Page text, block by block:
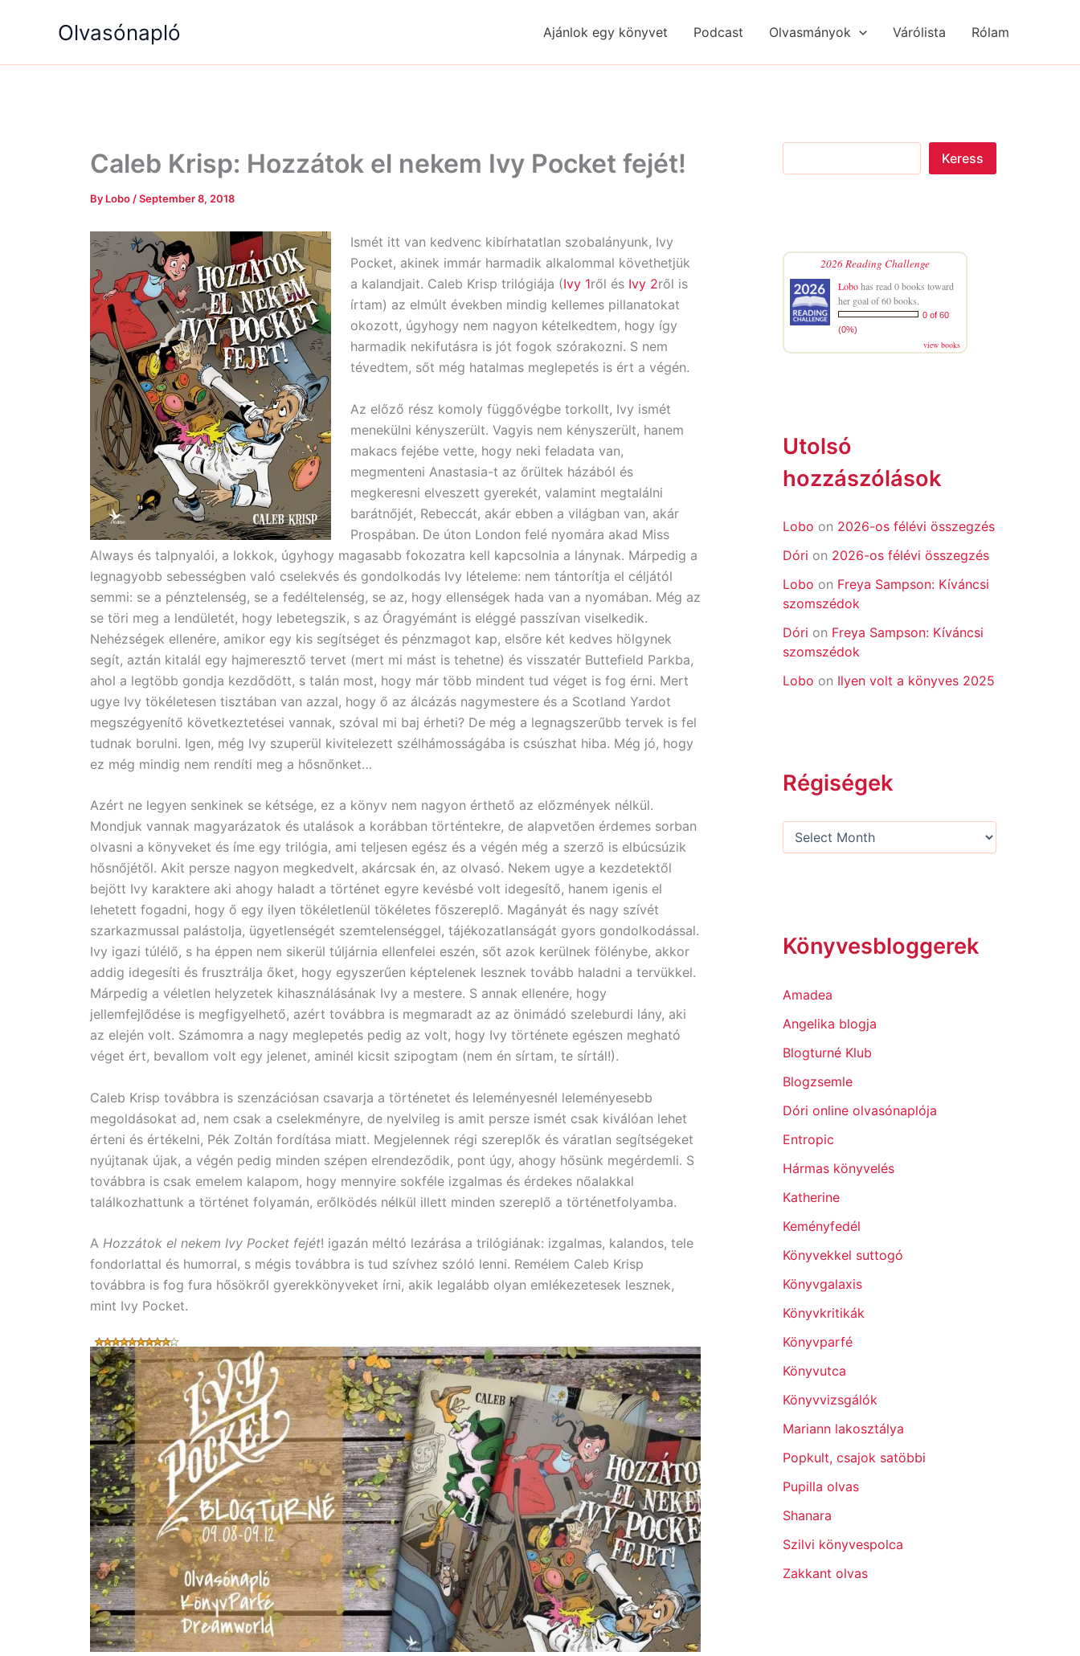
Olvasónapló Ajánlok egy könyvet Podcast Olvasmányok Várólista Rólam
Caleb Krisp: Hozzátok el nekem Ivy Pocket fejét!
By Lobo /September 8, 2018
Ismét itt van kedvenc kibírhatatlan szobalányunk, Ivy
Pocket, akinek immár harmadik alkalommal követhetjük
a kalandjait. Caleb Krisp trilógiája (Ivy 1ről és Ivy 2ről is
írtam) az elmúlt években mindig kellemes pillanatokat
okozott, úgyhogy nem nagyon kételkedtem, hogy így
harmadik nekifutásra is jót fogok szórakozni. S nem
tévedtem, sőt még hatalmas meglepetés is ért a végén.
Az előző rész komoly függővégbe torkollt, Ivy ismét
menekülni kényszerült. Vagyis nem kényszerült, hanem
makacs fejébe vette, hogy neki feladata van,
megmenteni Anastasia-t az őrültek házából és
megkeresni elveszett gyerekét, valamint megtalálni
barátnőjét, Rebeccát, akár ebben a világban van, akár
Prospában. De úton London felé nyomára akad Miss
Always és talpnyalói, a lokkok, úgyhogy magasabb fokozatra kell kapcsolnia a lánynak. Márpedig a
legnagyobb sebességben való cselekvés és gondolkodás Ivy lételeme: nem tántorítja el céljától
semmi: se a pénztelenség, se a fedéltelenség, se az, hogy ellenségek hada van a nyomában. Még az
se töri meg a lendületét, hogy lebetegszik, s az Óragyémánt is eléggé passzívan viselkedik.
Nehézségek ellenére, amikor egy kis segítséget és pénzmagot kap, elsőre két kedves hölgynek
segít, aztán kitalál egy hajmeresztő tervet (mert mi mást is tehetne) és visszatér Buttefield Parkba,
ahol a legtöbb gondja kezdődött, s talán most, hogy már több mindent tud véget is fog érni. Mert
ugye Ivy tökéletesen tisztában van azzal, hogy ő az álcázás nagymestere és a Scotland Yardot
megszégyenítő következtetései vannak, szóval mi baj érheti? De még a legnagszerűbb tervek is fel
tudnak borulni. Igen, még Ivy szuperül kivitelezett szélhámosságába is csúszhat hiba. Még jó, hogy
ez még mindig nem rendíti meg a hősnőnket…
Azért ne legyen senkinek se kétsége, ez a könyv nem nagyon érthető az előzmények nélkül.
Mondjuk vannak magyarázatok és utalások a korábban történtekre, de alapvetően érdemes sorban
olvasni a könyveket és íme egy trilógia, ami teljesen egész és a végén még a szerző is elbúcsúzik
hősnőjétől. Akit persze nagyon megkedvelt, akárcsak én, az olvasó. Nekem ugye a kezdetektől
bejött Ivy karaktere aki ahogy haladt a történet egyre kevésbé volt idegesítő, hanem igenis el
lehetett fogadni, hogy ő egy ilyen tökéletlenül tökéletes főszereplő. Magányát és nagy szívét
szarkazmussal palástolja, ügyetlenségét szemtelenséggel, tájékozatlanságát gyors gondolkodással.
Ivy igazi túlélő, s ha éppen nem sikerül túljárnia ellenfelei eszén, sőt azok kerülnek fölénybe, akkor
addig idegesíti és frusztrálja őket, hogy egyszerűen képtelenek lesznek tovább haladni a tervükkel.
Márpedig a véletlen helyzetek kihasználásának Ivy a mestere. S annak ellenére, hogy
jellemfejlődése is megfigyelhető, azért továbbra is megmaradt az az önimádó szeleburdi lány, aki
az elején volt. Számomra a nagy meglepetés pedig az volt, hogy Ivy története egészen megható
véget ért, bevallom volt egy jelenet, aminél kicsit szipogtam (nem én sírtam, te sírtál!).
Caleb Krisp továbbra is szenzációsan csavarja a történetet és leleményesnél leleményesebb
megoldásokat ad, nem csak a cselekményre, de nyelvileg is amit persze ismét csak kiválóan lehet
érteni és értékelni, Pék Zoltán fordítása miatt. Megjelennek régi szereplők és váratlan segítségeket
nyújtanak újak, a végén pedig minden szépen elrendeződik, pont úgy, ahogy hősünk megérdemli. S
továbbra is csak emelem kalapom, hogy mennyire sokféle izgalmas és érdekes nőalakkal
találkozhattunk a történet folyamán, erőlködés nélkül illett minden szereplő a történetfolyamba.
A Hozzátok el nekem Ivy Pocket fejét! igazán méltó lezárása a trilógiának: izgalmas, kalandos, tele
fondorlattal és humorral, s mégis továbbra is tud szívhez szóló lenni. Remélem Caleb Krisp
továbbra is fog fura hősökről gyerekkönyveket írni, akik legalább olyan emlékezetesek lesznek,
mint Ivy Pocket.
a
Keress
2026 Reading Challenge
Lobohas read 0 books toward
her goal of 60 books.
0 of 60
(0%)
view books
Utolsó
hozzászólások
Lobo on 2026-os félévi összegzés
Dóri on 2026-os félévi összegzés
Lobo on Freya Sampson: Kíváncsi
szomszédok
Dóri on Freya Sampson: Kíváncsi
szomszédok
Lobo on Ilyen volt a könyves 2025
Régiségek
g
Könyvesbloggerek
Amadea
Angelika blogja
Blogturné Klub
Blogzsemle
Dóri online olvasónaplója
Entropic
Hármas könyvelés
Katherine
Keményfedél
Könyvekkel suttogó
Könyvgalaxis
Könyvkritikák
Könyvparfé
Könyvutca
Könyvvizsgálók
Mariann lakosztálya
Popkult, csajok satöbbi
Pupilla olvas
Shanara
Szilvi könyvespolca
Zakkant olvas
g